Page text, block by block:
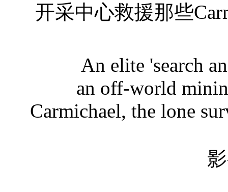
开采中心救援那些
An elite 'search and
an off-world
Carmichael, the lone